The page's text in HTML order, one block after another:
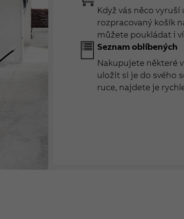
Když vás něco
rozpracovaný košík
můžete poukládat i
Seznam oblíbených
Nakupujete některé
uložit si je do svého
ruce, najdete je